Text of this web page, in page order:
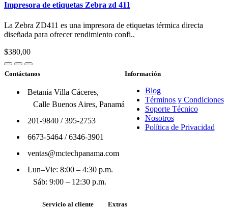
Impresora de etiquetas Zebra zd 411
La Zebra ZD411 es una impresora de etiquetas térmica directa
diseñada para ofrecer rendimiento confi..
$380,00
Contáctanos
Betania Villa Cáceres,
Calle Buenos Aires, Panamá
201-9840/395-2753
6673-5464/6346-3901
ventas@mctechpanama.com
Lun–Vie: 8:00 – 4:30 p.m.
Sáb: 9:00 – 12:30 p.m.
Información
Blog
Términos y Condiciones
Soporte Técnico
Nosotros
Política de Privacidad
Servicio al cliente Extras